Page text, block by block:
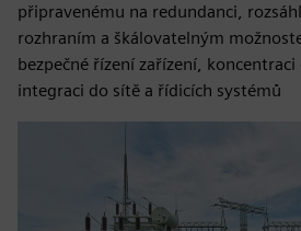
připravenému na redundanci,
rozhraním a škálovatelným
bezpečné řízení zařízení,
integraci do sítě a řídicích systémů